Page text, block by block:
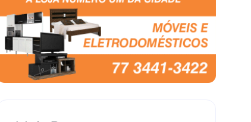
Botuporã (72)
Brasil (7680)
Brumado (31955)
Caculé